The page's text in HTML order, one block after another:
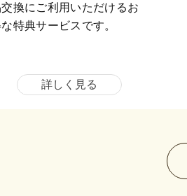
換にご利用いただけるお
特典サービスです。
詳しく見る